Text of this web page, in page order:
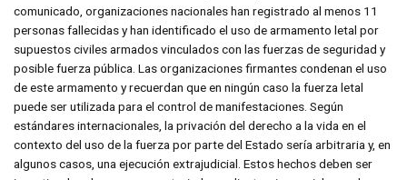
comunicado, organizaciones nacionales han registrado al menos 11
personas fallecidas y han identificado el uso de armamento letal por
supuestos civiles armados vinculados con las fuerzas de seguridad y
posible fuerza pública. Las organizaciones firmantes condenan el uso
de este armamento y recuerdan que en ningún caso la fuerza letal
puede ser utilizada para el control de manifestaciones. Según
estándares internacionales, la privación del derecho a la vida en el
contexto del uso de la fuerza por parte del Estado sería arbitraria y, en
algunos casos, una ejecución extrajudicial. Estos hechos deben ser